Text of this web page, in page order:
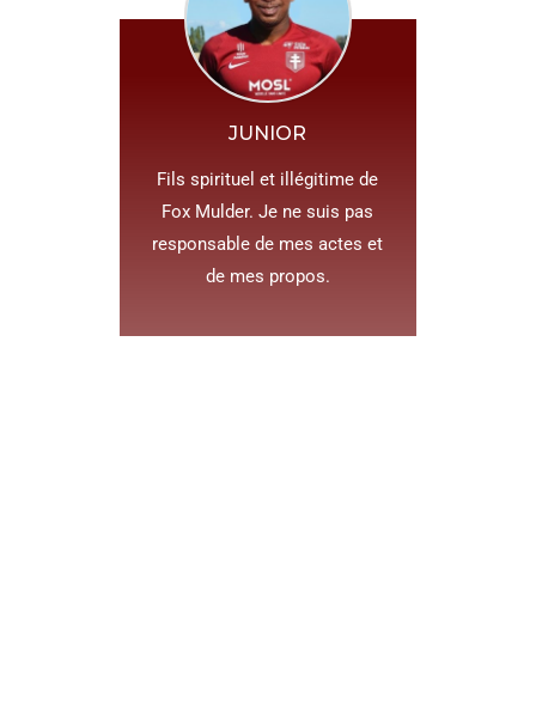
JUNIOR
Fils spirituel et illégitime de
Fox Mulder. Je ne suis pas
responsable de mes actes et
de mes propos.